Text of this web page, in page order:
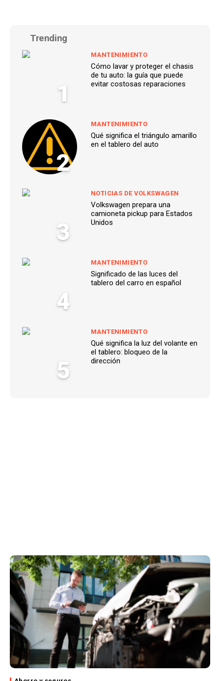
Trending
1
MANTENIMIENTO
Cómo lavar y proteger el chasis
de tu auto: la guía que puede
evitar costosas reparaciones
2
MANTENIMIENTO
Qué significa el triángulo amarillo
en el tablero del auto
3
NOTICIAS DE VOLKSWAGEN
Volkswagen prepara una
camioneta pickup para Estados
Unidos
4
MANTENIMIENTO
Significado de las luces del
tablero del carro en español
5
MANTENIMIENTO
Qué significa la luz del volante en
el tablero: bloqueo de la
dirección